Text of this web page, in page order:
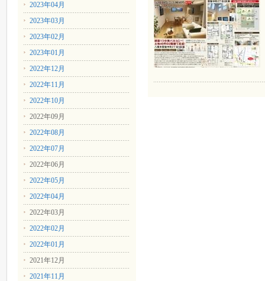
2023年04月
2023年03月
2023年02月
2023年01月
2022年12月
2022年11月
2022年10月
2022年09月
2022年08月
2022年07月
2022年06月
2022年05月
2022年04月
2022年03月
2022年02月
2022年01月
2021年12月
2021年11月